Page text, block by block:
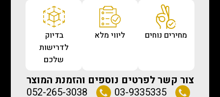
מחירים נוחים ליווי מלא
בדיוק
לדרישות
שלכם
צור קשר לפרטים נוספים והזמנת המוצר
03-9335335
052-265-3038